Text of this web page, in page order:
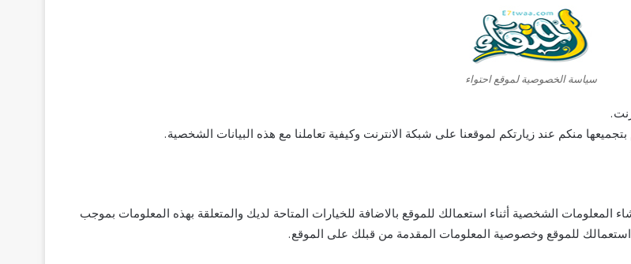
سياسة الخصوصية لموقع احتواء
منكم عند زيارتكم لموقعنا على شبكة الانترنت وكيفية تعاملنا مع هذه البيانات الشخصية.
الشخصية أثناء استعمالك للموقع بالاضافة للخيارات المتاحة لديك والمتعلقة بهذه المعلومات بموجب
للموقع وخصوصية المعلومات المقدمة من قبلك على الموقع.